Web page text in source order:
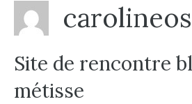
Site de rencontre
métisse